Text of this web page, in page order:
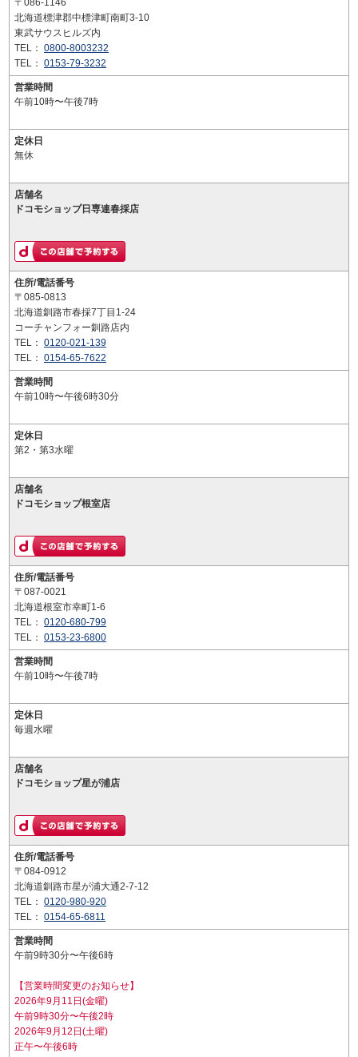
〒086-1146
北海道標津郡中標津町南町3-10
東武サウスヒルズ内
TEL： 0800-8003232
TEL： 0153-79-3232
営業時間
午前10時〜午後7時
定休日
無休
店舗名
ドコモショップ日専連春採店
住所/電話番号
〒085-0813
北海道釧路市春採7丁目1-24
コーチャンフォー釧路店内
TEL： 0120-021-139
TEL： 0154-65-7622
営業時間
午前10時〜午後6時30分
定休日
第2・第3水曜
店舗名
ドコモショップ根室店
住所/電話番号
〒087-0021
北海道根室市幸町1-6
TEL： 0120-680-799
TEL： 0153-23-6800
営業時間
午前10時〜午後7時
定休日
毎週水曜
店舗名
ドコモショップ星が浦店
住所/電話番号
〒084-0912
北海道釧路市星が浦大通2-7-12
TEL： 0120-980-920
TEL： 0154-65-6811
営業時間
午前9時30分〜午後6時
【営業時間変更のお知らせ】
2026年9月11日(金曜)
午前9時30分〜午後2時
2026年9月12日(土曜)
正午〜午後6時